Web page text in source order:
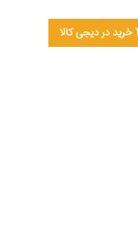
خرید در دیجی کالا